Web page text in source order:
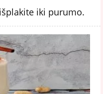
iki purumo.